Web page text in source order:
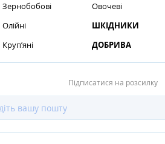
Зернобобові
Олійні
Круп’яні
Овочеві
ШКІДНИКИ
ДОБРИВА
Підписатися на розсилку